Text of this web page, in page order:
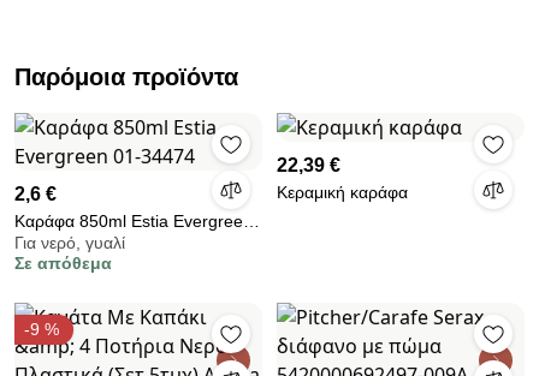
Παρόμοια προϊόντα
2,6 €
Καράφα 850ml Estia Evergreen
01-34474
Για νερό, γυαλί
Σε απόθεμα
22,39 €
Κεραμική καράφα
-9 %